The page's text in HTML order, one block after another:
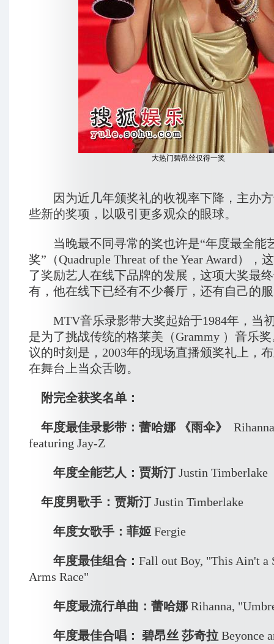
大热门碧昂丝仅得一奖
因为近几年颁奖礼的收视率下降，主办方
些新的奖项，以吸引更多观众的眼球。
当晚最不同寻常的奖也许是“年度最全能
奖”（Quadruple Threat of the Year Award），
了奖励艺人在线下品牌的发展，这项大奖最
有，他在线下已经有不少餐厅，还有自己的
MTV音乐录影带大奖起始于1984年，当
是为了挑战传统的格莱美（Grammy ）音乐
议的时刻是，2003年的现场直播颁奖礼上，
在舞台上当众舌吻。
附完全获奖名单：
年度最佳录影带：蕾哈娜 《雨伞》
featuring Jay-Z
年度全能艺人：贾斯汀Justin Timberlake
年度男歌手：贾斯汀Justin Timberlake
年度女歌手：菲姬 Fergie
年度最佳组合： Fall out Boy, "This Ain't a
Arms Race"
年度最流行单曲：蕾哈娜 Rihanna,
年度最佳合唱： 碧昂丝 莎奇拉 Beyonce